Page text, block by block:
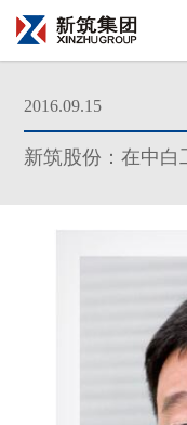
2016.09.15
新筑股份：在中白